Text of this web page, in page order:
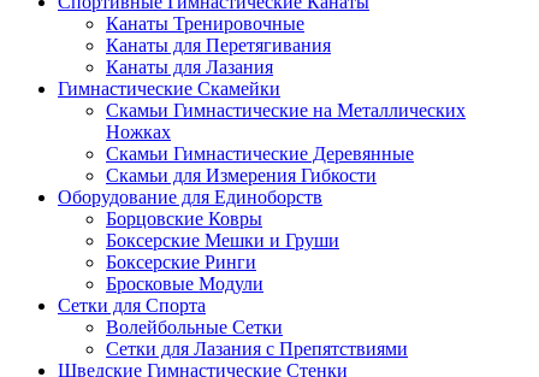
Канаты Тренировочные
Канаты для Перетягивания
Канаты для Лазания
Гимнастические Скамейки
Скамьи Гимнастические на Металлических
Ножках
Скамьи Гимнастические Деревянные
Скамьи для Измерения Гибкости
Оборудование для Единоборств
Борцовские Ковры
Боксерские Мешки и Груши
Боксерские Ринги
Бросковые Модули
Сетки для Спорта
Волейбольные Сетки
Сетки для Лазания с Препятствиями
Шведские Гимнастические Стенки